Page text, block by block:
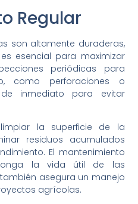
Regular
son altamente duraderas,
esencial para maximizar
periódicas para
como perforaciones o
inmediato para evitar
la superficie de la
residuos acumulados
El mantenimiento
la vida útil de las
asegura un manejo
agrícolas.